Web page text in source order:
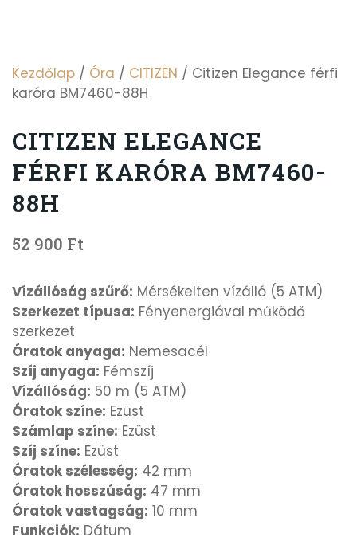
Kezdőlap / Óra / CITIZEN / Citizen Elegance férfi
karóra BM7460-88H
CITIZEN ELEGANCE
FÉRFI KARÓRA BM7460-
88H
52 900 Ft
Vízállóság szűrő: Mérsékelten vízálló (5 ATM)
Szerkezet típusa: Fényenergiával működő
szerkezet
Óratok anyaga: Nemesacél
Szíj anyaga: Fémszíj
Vízállóság: 50 m (5 ATM)
Óratok színe: Ezüst
Számlap színe: Ezüst
Szíj színe: Ezüst
Óratok szélesség: 42 mm
Óratok hosszúság: 47 mm
Óratok vastagság: 10 mm
Funkciók: Dátum